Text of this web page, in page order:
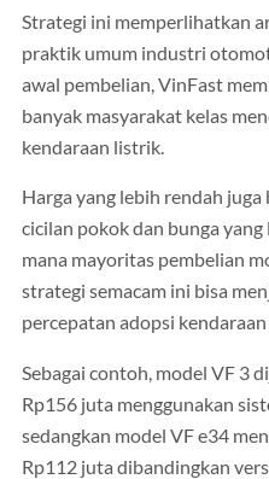
Strategi ini memperlihatkan
praktik umum industri
awal pembelian, VinFast
banyak masyarakat kelas
kendaraan listrik.
Harga yang lebih rendah
cicilan pokok dan bunga
mana mayoritas pembelian
strategi semacam ini bisa
percepatan adopsi
Sebagai contoh, model VF 3
Rp156 juta menggunakan
sedangkan model VF e34
Rp112 juta dibandingkan